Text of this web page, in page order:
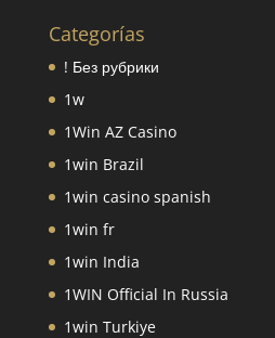
Categorías
! Без рубрики
1w
1Win AZ Casino
1win Brazil
1win casino spanish
1win fr
1win India
1WIN Official In Russia
1win Turkiye